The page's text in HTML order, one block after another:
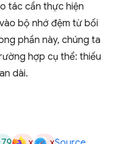
tác cần thực hiện
bộ nhớ đệm từ bối
phần này, chúng ta
hợp cụ thể: thiếu
dài.